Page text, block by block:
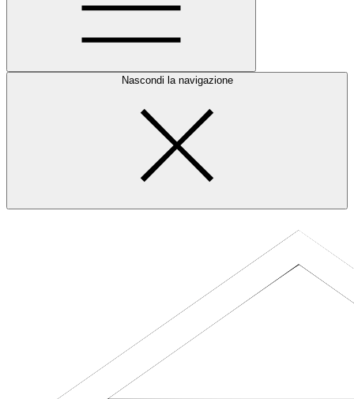
Nascondi la navigazione